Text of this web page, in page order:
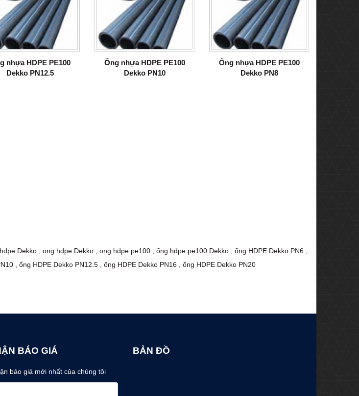
nhựa HDPE PE100
Dekko PN12.5
Ống nhựa HDPE PE100
Dekko PN10
Ống nhựa HDPE PE100
Dekko PN8
Dekko ong hdpe Dekko ong hdpe pe100 ống hdpe pe100 Dekko ống HDPE Dekko PN6
ống HDPE Dekko PN12.5 ống HDPE Dekko PN16 ống HDPE Dekko PN20
BÁO GIÁ
báo giá mới nhất của chúng tôi
BẢN ĐỒ